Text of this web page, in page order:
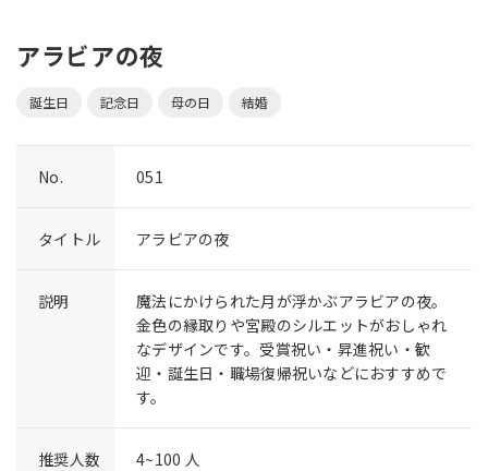
アラビアの夜
誕生日 記念日 母の日 結婚
No. 051
タイトル アラビアの夜
説明
魔法にかけられた月が浮かぶアラビアの夜。
金色の縁取りや宮殿のシルエットがおしゃれ
なデザインです。受賞祝い・昇進祝い・歓
迎・誕生日・職場復帰祝いなどにおすすめで
す。
推奨人数 4~100 人